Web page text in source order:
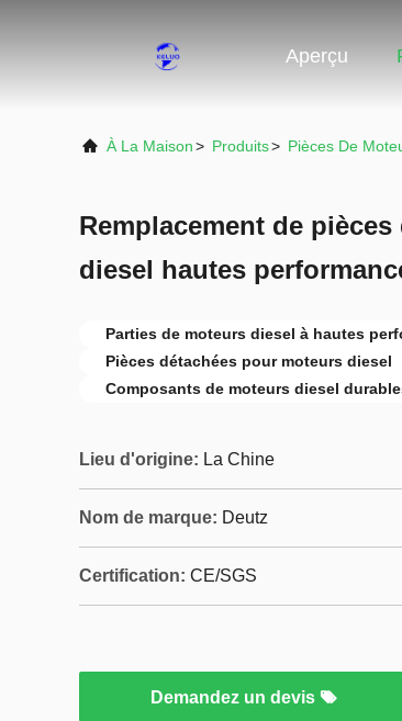
Aperçu
À La Maison> Produits> Pièces De
Remplacement de
diesel hautes
Parties de moteurs diesel à hautes
Pièces détachées pour moteurs diesel
Composants de moteurs diesel
Lieu d'origine: La Chine
Nom de marque: Deutz
Certification: CE/SGS
Demandez un devis